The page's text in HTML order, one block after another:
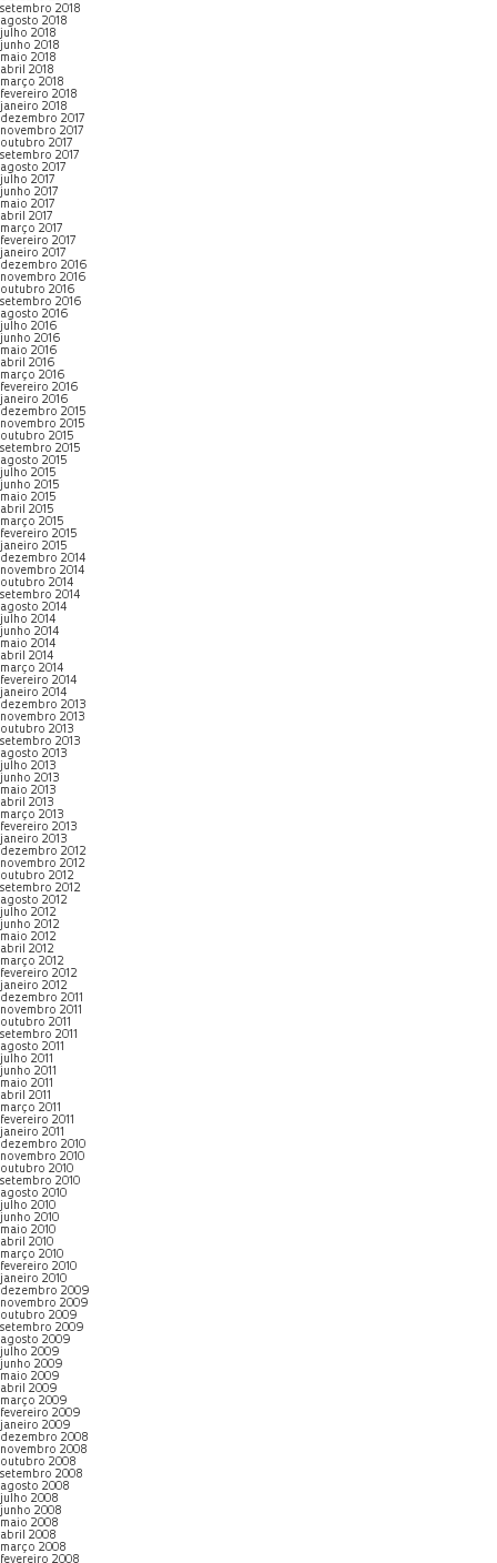
setembro 2018
agosto 2018
julho 2018
junho 2018
maio 2018
abril 2018
março 2018
fevereiro 2018
janeiro 2018
dezembro 2017
novembro 2017
outubro 2017
setembro 2017
agosto 2017
julho 2017
junho 2017
maio 2017
abril 2017
março 2017
fevereiro 2017
janeiro 2017
dezembro 2016
novembro 2016
outubro 2016
setembro 2016
agosto 2016
julho 2016
junho 2016
maio 2016
abril 2016
março 2016
fevereiro 2016
janeiro 2016
dezembro 2015
novembro 2015
outubro 2015
setembro 2015
agosto 2015
julho 2015
junho 2015
maio 2015
abril 2015
março 2015
fevereiro 2015
janeiro 2015
dezembro 2014
novembro 2014
outubro 2014
setembro 2014
agosto 2014
julho 2014
junho 2014
maio 2014
abril 2014
março 2014
fevereiro 2014
janeiro 2014
dezembro 2013
novembro 2013
outubro 2013
setembro 2013
agosto 2013
julho 2013
junho 2013
maio 2013
abril 2013
março 2013
fevereiro 2013
janeiro 2013
dezembro 2012
novembro 2012
outubro 2012
setembro 2012
agosto 2012
julho 2012
junho 2012
maio 2012
abril 2012
março 2012
fevereiro 2012
janeiro 2012
dezembro 2011
novembro 2011
outubro 2011
setembro 2011
agosto 2011
julho 2011
junho 2011
maio 2011
abril 2011
março 2011
fevereiro 2011
janeiro 2011
dezembro 2010
novembro 2010
outubro 2010
setembro 2010
agosto 2010
julho 2010
junho 2010
maio 2010
abril 2010
março 2010
fevereiro 2010
janeiro 2010
dezembro 2009
novembro 2009
outubro 2009
setembro 2009
agosto 2009
julho 2009
junho 2009
maio 2009
abril 2009
março 2009
fevereiro 2009
janeiro 2009
dezembro 2008
novembro 2008
outubro 2008
setembro 2008
agosto 2008
julho 2008
junho 2008
maio 2008
abril 2008
março 2008